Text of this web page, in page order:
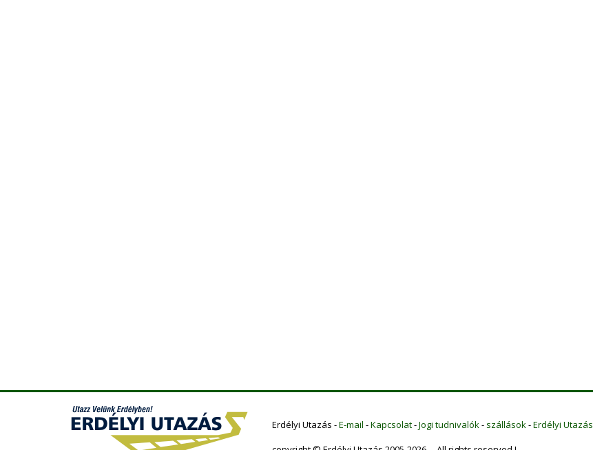
Erdélyi Utazás -E-mail -Kapcsolat-Jogi tudnivalók- szállások-Erdélyi Utazás